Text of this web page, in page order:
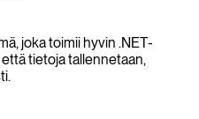
joka toimii hyvin .NET-
tietoja tallennetaan,